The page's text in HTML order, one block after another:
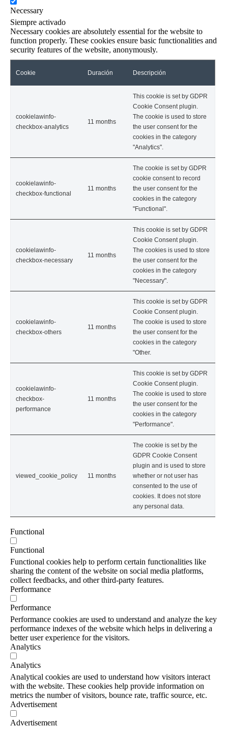
Necessary
Siempre activado
Necessary cookies are absolutely essential for the website to
function properly. These cookies ensure basic functionalities and
security features of the website, anonymously.
Cookie Duración Descripción
cookielawinfo-
checkbox-analytics
11 months
This cookie is set by GDPR
Cookie Consent plugin.
The cookie is used to store
the user consent for the
cookies in the category
"Analytics".
cookielawinfo-
checkbox-functional
11 months
The cookie is set by GDPR
cookie consent to record
the user consent for the
cookies in the category
"Functional".
cookielawinfo-
checkbox-necessary
11 months
This cookie is set by GDPR
Cookie Consent plugin.
The cookies is used to store
the user consent for the
cookies in the category
"Necessary".
cookielawinfo-
checkbox-others
11 months
This cookie is set by GDPR
Cookie Consent plugin.
The cookie is used to store
the user consent for the
cookies in the category
"Other.
cookielawinfo-
checkbox-
performance
11 months
This cookie is set by GDPR
Cookie Consent plugin.
The cookie is used to store
the user consent for the
cookies in the category
"Performance".
viewed_cookie_policy 11 months
The cookie is set by the
GDPR Cookie Consent
plugin and is used to store
whether or not user has
consented to the use of
cookies. It does not store
any personal data.
Functional
Functional
Functional cookies help to perform certain functionalities like
sharing the content of the website on social media platforms,
collect feedbacks, and other third-party features.
Performance
Performance
Performance cookies are used to understand and analyze the key
performance indexes of the website which helps in delivering a
better user experience for the visitors.
Analytics
Analytics
Analytical cookies are used to understand how visitors interact
with the website. These cookies help provide information on
metrics the number of visitors, bounce rate, traffic source, etc.
Advertisement
Advertisement